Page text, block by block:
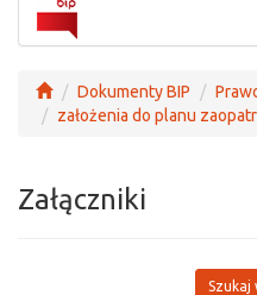
Dokumenty BIP
założenia do planu
Załączniki
Szukaj